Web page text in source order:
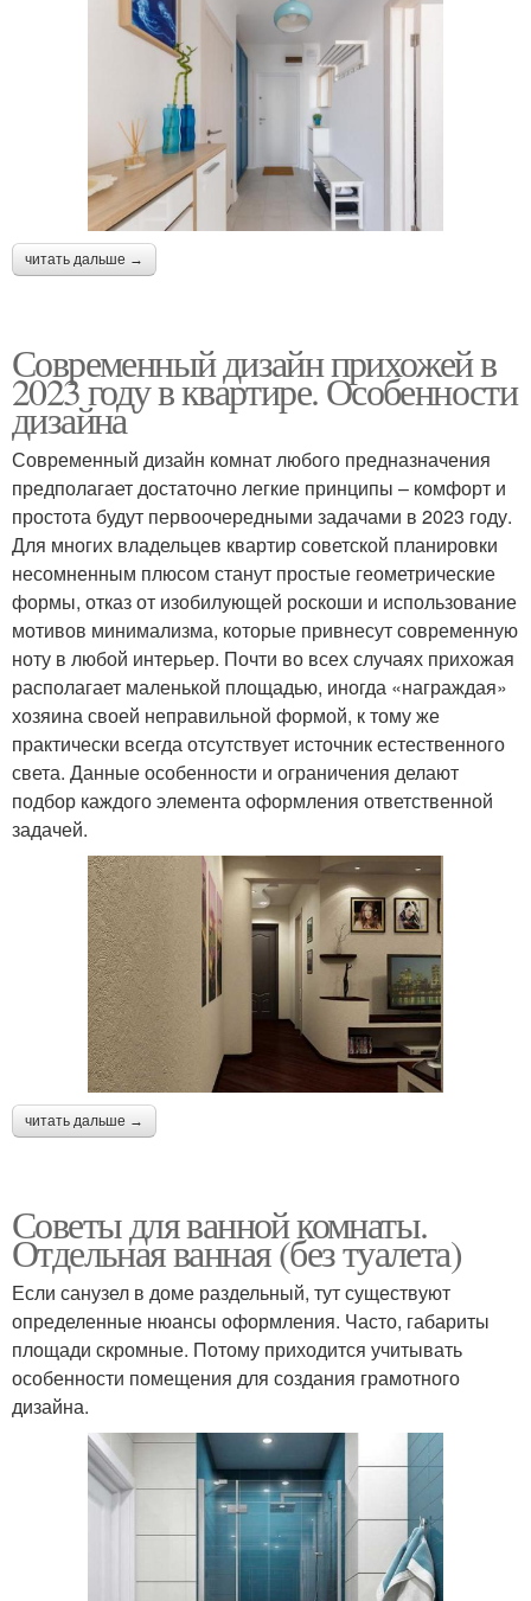
читать дальше →
Современный дизайн прихожей в
2023 году в квартире. Особенности
дизайна
Современный дизайн комнат любого предназначения
предполагает достаточно легкие принципы – комфорт и
простота будут первоочередными задачами в 2023 году.
Для многих владельцев квартир советской планировки
несомненным плюсом станут простые геометрические
формы, отказ от изобилующей роскоши и использование
мотивов минимализма, которые привнесут современную
ноту в любой интерьер. Почти во всех случаях прихожая
располагает маленькой площадью, иногда «награждая»
хозяина своей неправильной формой, к тому же
практически всегда отсутствует источник естественного
света. Данные особенности и ограничения делают
подбор каждого элемента оформления ответственной
задачей.
читать дальше →
Советы для ванной комнаты.
Отдельная ванная (без туалета)
Если санузел в доме раздельный, тут существуют
определенные нюансы оформления. Часто, габариты
площади скромные. Потому приходится учитывать
особенности помещения для создания грамотного
дизайна.